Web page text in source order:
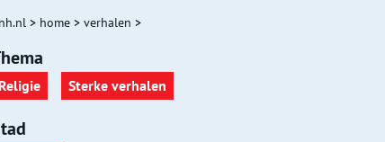
> home > verhalen >
Religie Sterke verhalen